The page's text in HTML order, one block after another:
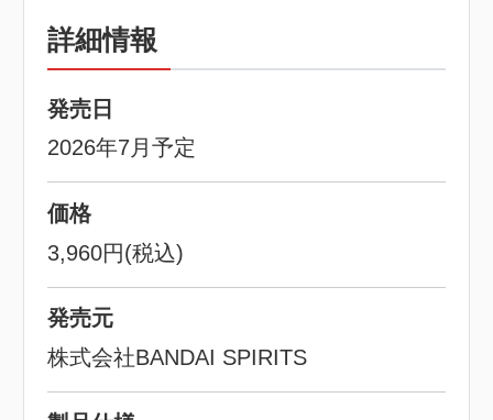
詳細情報
発売日
2026年7月予定
価格
3,960円(税込)
発売元
株式会社BANDAI SPIRITS